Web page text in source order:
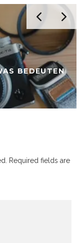
BEDEUTEN
Required fields are